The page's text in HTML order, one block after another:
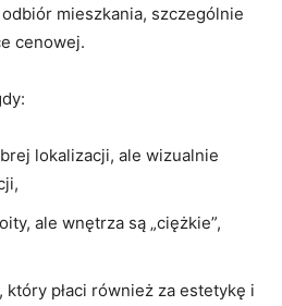
mieszkania, szczególnie
cenowej.
lokalizacji, ale wizualnie
ale wnętrza są „ciężkie”,
płaci również za estetykę i